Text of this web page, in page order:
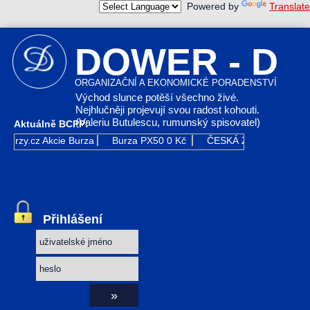
Powered by Translate
DOWER - D
ORGANIZAČNÍ A EKONOMICKÉ PORADENSTVÍ
Východ slunce potěší všechno živé.
Nejhlučněji projevují svou radost kohouti.
(Valeriu Butulescu, rumunský spisovatel)
Aktuálně BCPP:
Akcie Burza Burza PX50 0 Kč ČESKÁ ZBROJOVKA
Přihlášení